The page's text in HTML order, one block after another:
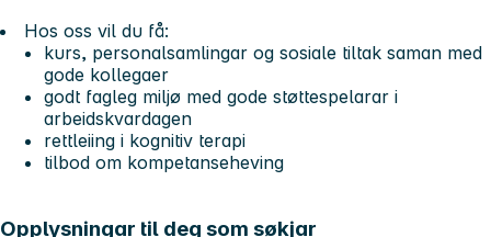
Hos oss vil du få:
kurs, personalsamlingar og sosiale tiltak saman med
gode kollegaer
godt fagleg miljø med gode støttespelarar i
arbeidskvardagen
rettleiing i kognitiv terapi
tilbod om kompetanseheving
Opplysningar til deg som søkjar